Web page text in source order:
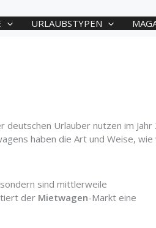
URLAUBSTYPEN
deutschen Urlauber nutzen im Jahr
haben die Art und Weise, wie
sind mittlerweile
der Mietwagen-Markt eine